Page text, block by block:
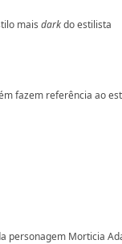
mais darkdo estilista
fazem referência ao
personagem Morticia